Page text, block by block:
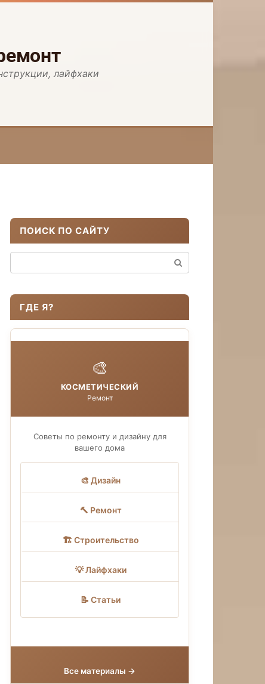
лайфхаки
ПОИСК ПО САЙТУ
ГДЕ Я?
🎨
КОСМЕТИЧЕСКИЙ
Ремонт
Советы по ремонту и дизайну для
вашего дома
🎨 Дизайн
🔨 Ремонт
🏗 Строительство
💡 Лайфхаки
📝 Статьи
Все материалы →